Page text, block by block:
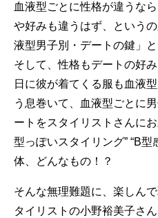
血液型ごとに性格が違うな
や好みも違うはず、という
液型男子別・デートの鍵」
そして、性格もデートの好
日に彼が着てくる服も血液
う息巻いて、血液型ごとに
ートをスタイリストさんに
型っぽいスタイリング” “B型
体、どんなもの！？
そんな無理難題に、楽しん
タイリストの小野裕美子さ